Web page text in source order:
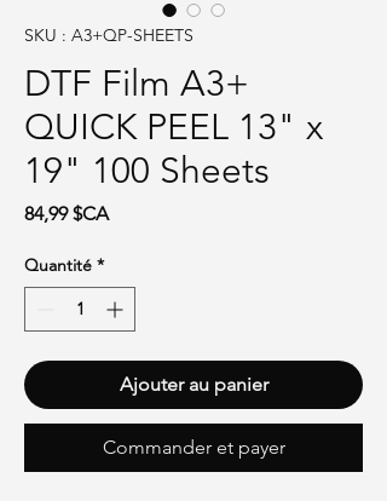
SKU : A3+QP-SHEETS
DTF Film A3+
QUICK PEEL 13" x
19" 100 Sheets
84,99 $CAPrix
Quantité *
Ajouter au panier
Commander et payer